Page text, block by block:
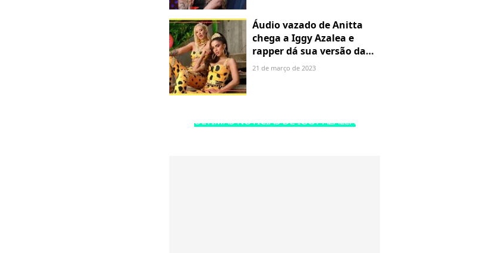
Áudio vazado de Anitta
chega a Iggy Azalea e
rapper dá sua versão da
polêmica
21 de março de 2023
ÚLTIMAS NOTÍCIAS DE IGGY AZALEA